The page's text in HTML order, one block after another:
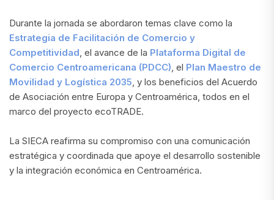
Durante la jornada se abordaron temas clave como la
Estrategia de Facilitación de Comercio y
Competitividad , el avance de la Plataforma Digital de
Comercio Centroamericana (PDCC) , el Plan Maestro de
Movilidad y Logística 2035 , y los beneficios del Acuerdo
de Asociación entre Europa y Centroamérica, todos en el
marco del proyecto ecoTRADE.
La SIECA reafirma su compromiso con una comunicación
estratégica y coordinada que apoye el desarrollo sostenible
y la integración económica en Centroamérica.